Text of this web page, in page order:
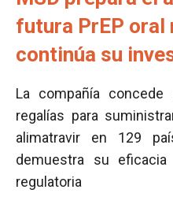
futura PrEP oral
continúa su
La compañía
regalías para
alimatravir en 129
demuestra su
regulatoria